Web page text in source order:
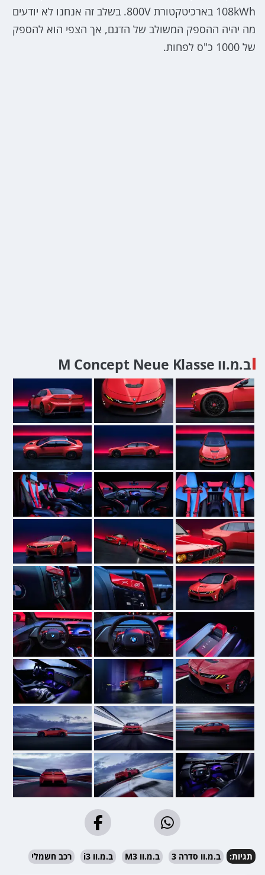
108kWh בארכיטקטורת 800V. בשלב זה אנחנו לא יודעים
מה יהיה ההספק המשולב של הדגם, אך הצפי הוא להספק
של 1000 כ"ס לפחות.
ב.מ.וו M Concept Neue Klasse
תגיות: ב.מ.וו סדרה 3 ב.מ.וו M3 ב.מ.וו i3 רכב חשמלי